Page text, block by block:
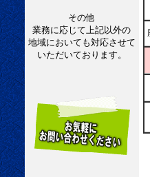
その他
業務に応じて上記以外の
地域においても対応させて
いただいております。